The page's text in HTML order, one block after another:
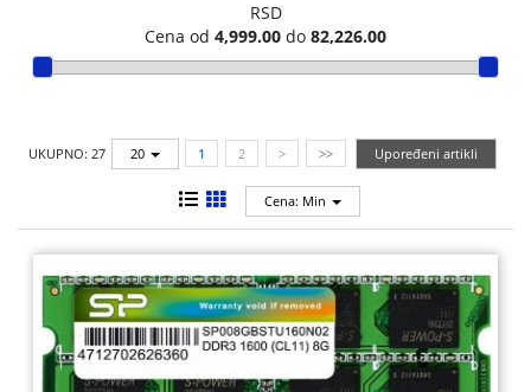
MEM
OPREMA
OPREMA,
KONZOLE,
RSD
Cena od 4,999.00 do 82,226.00
UKUPNO: 27 20 1 2 > >> Upoređeni artikli
Cena: Min